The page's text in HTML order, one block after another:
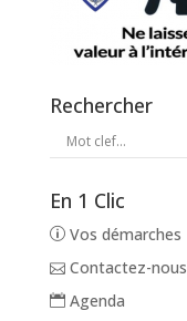
Rechercher
En 1 Clic
Vos démarches
Contactez-nous
Agenda